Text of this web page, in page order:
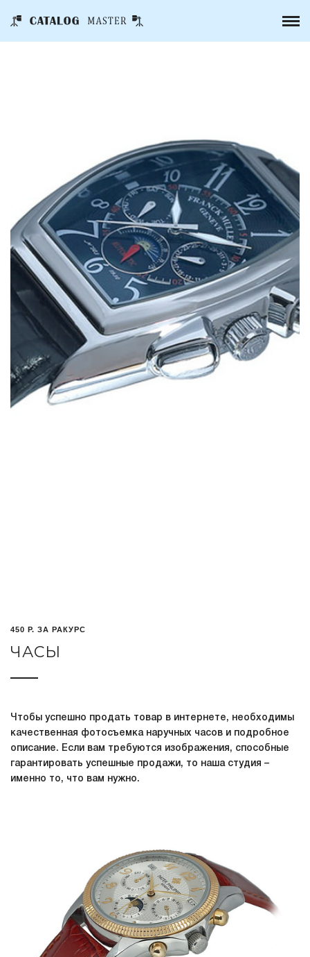
450 Р. ЗА РАКУРС
ЧАСЫ
Чтобы успешно продать товар в интернете, необходимы
качественная фотосъемка наручных часов и подробное
описание. Если вам требуются изображения, способные
гарантировать успешные продажи, то наша студия –
именно то, что вам нужно.